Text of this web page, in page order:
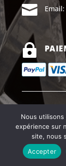
 Email:

Copyright
Nous
expérience sur
site, nous
Accepter